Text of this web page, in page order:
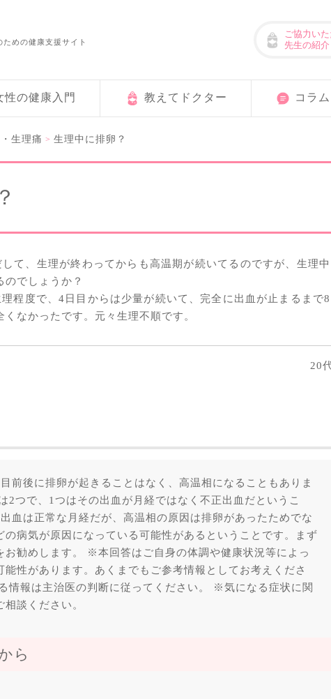
ための健康支援サイト
ご協力い
先生の紹介
性の健康入門 教えてドクター コラム
生理痛 > 生理中に排卵？
て、生理が終わってからも高温期が続いてるのですが、生理中
でしょうか？
程度で、4日目からは少量が続いて、完全に出血が止まるまで8
なかったです。元々生理不順です。
20
前後に排卵が起きることはなく、高温相になることもありま
2つで、1つはその出血が月経ではなく不正出血だというこ
血は正常な月経だが、高温相の原因は排卵があったためでな
の病気が原因になっている可能性があるということです。まず
お勧めします。 ※本回答はご自身の体調や健康状況等によっ
性があります。あくまでもご参考情報としてお考えくださ
情報は主治医の判断に従ってください。 ※気になる症状に関
談ください。
ら